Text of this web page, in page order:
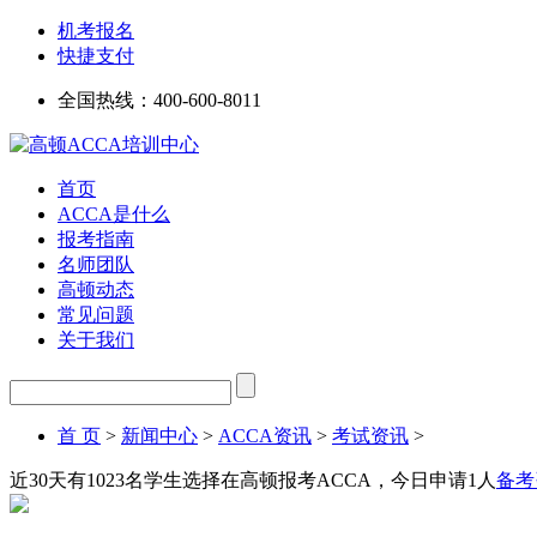
机考报名
快捷支付
全国热线： 400-600-8011
首页
ACCA是什么
报考指南
名师团队
高顿动态
常见问题
关于我们
首 页 > 新闻中心 > ACCA资讯 > 考试资讯 >
近30天有1023名学生选择在高顿报考ACCA，今日申请1 人 备